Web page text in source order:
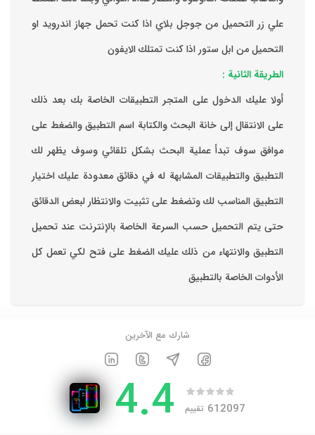
علي زر التحميل من جوجل بلاي اذا كنت تحمل جهاز اندرويد او
التحميل من ابل ستور اذا كنت تمتلك الايفون
الطريقة الثانية :
‏أولا عليك الدخول على المتجر التطبيقات الخاصة بك ‏بعد ذلك
على الانتقال إلى خانة البحث والكتابة اسم التطبيق والضغط على
موافق ‏سوف تبدأ عملية البحث بشكل تلقائي وسوف يظهر لك
التطبيق والتطبيقات المشابهة له في دقائق معدودة ‏عليك اختيار
التطبيق المناسب لك وتضغط على تثبيت والانتظار لبعض الدقائق
حتى يتم التحميل حسب السرعة الخاصة بالإنترنت ‏عند تحميل
التطبيق والانتهاء من ذلك عليك الضغط على فتح لكي تعمل كل
الأدوات الخاصة بالتطبيق
شارك مع الآخرين
612097 تقييم 4.4